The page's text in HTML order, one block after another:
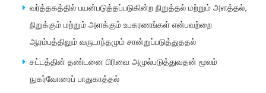
வர்த்தகத்தில் பயன்படுத்தப்படுகின்ற நிறுத்தல் மற்றும் அளத்தல்,
நிறுக்கும் மற்றும் அளக்கும் உபகரணங்கள் என்பவற்றை
ஆரம்பத்திலும் வருடாந்தமும் சான்றுப்படுத்துததல்
சட்டத்தின் தண்டனை பிரிவை அமுல்படுத்துவதன் மூலம்
நுகர்வோரைப் பாதுகாத்தல்